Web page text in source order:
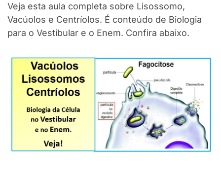
Veja esta aula completa sobre Lisossomo,
Vacúolos e Centríolos. É conteúdo de Biologia
para o Vestibular e o Enem. Confira abaixo.